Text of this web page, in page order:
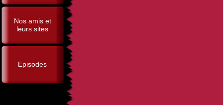
Nos amis et
leurs sites
Episodes